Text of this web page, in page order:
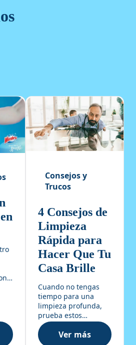
Un Especialista en Manchas
Consejos y
Trucos
4 Consejos de
Limpieza
Rápida para
Hacer Que Tu
Casa Brille
Cuando no tengas
tiempo para una
limpieza profunda,
prueba estos
consejos para darle a
tu hogar un poco4 Consejos de
Ver más